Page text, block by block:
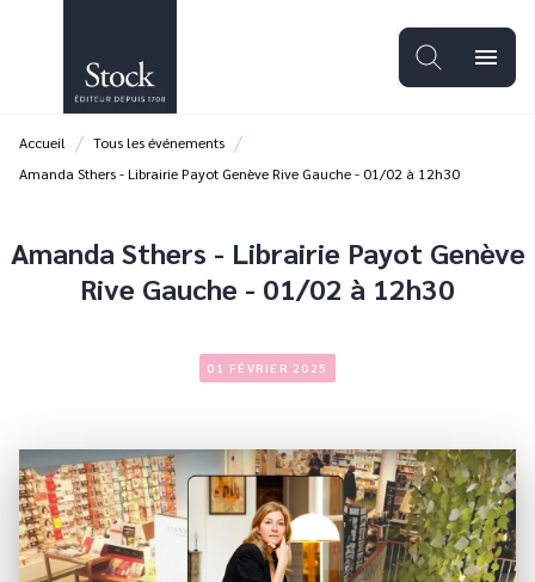
PIED DE PAGE
menu
Accueil / Tous les événements /
Amanda Sthers - Librairie Payot Genève Rive Gauche - 01/02 à 12h30
Amanda Sthers - Librairie Payot Genève
Rive Gauche - 01/02 à 12h30
01 FÉVRIER 2025